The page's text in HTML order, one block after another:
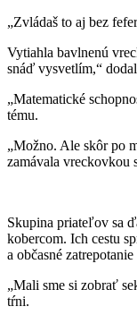
„Zvládaš to aj bez
Vytiahla bavlnenú
snáď vysvetlím,“
„Matematické
tému.
„Možno. Ale skôr po
zamávala vreckovkou
Skupina priateľov sa
kobercom. Ich cestu
a občasné
„Mali sme si zobrať
tŕni.